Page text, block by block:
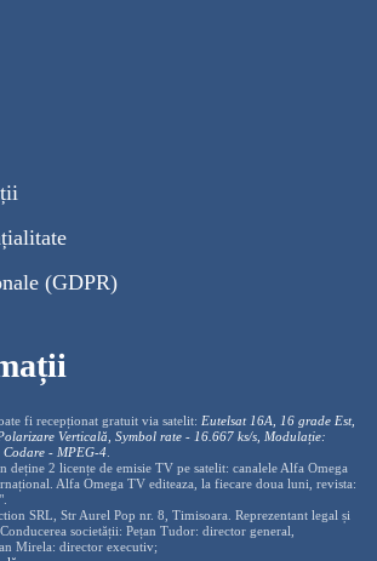
(GDPR)
fi recepționat gratuit via satelit: Eutelsat 16A, 16 grade Est,
Verticală, Symbol rate - 16.667 ks/s, Modulație:
Codare - MPEG-4
deține 2 licențe de emisie TV pe satelit: canalele Alfa Omega
Alfa Omega TV editeaza, la fiecare doua luni, revista:
SRL, Str Aurel Pop nr. 8, Timisoara. Reprezentant legal și
societății: Pețan Tudor: director general,
Mirela: director executiv;